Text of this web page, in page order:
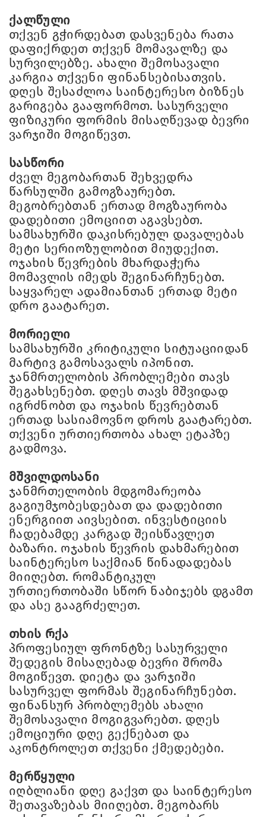
ქალწული
თქვენ გჭირდებათ დასვენება რათა
დაფიქრდეთ თქვენ მომავალზე და
სურვილებზე. ახალი შემოსავალი
კარგია თქვენი ფინანსებისათვის.
დღეს შესაძლოა საინტერესო ბიზნეს
გარიგება გააფორმოთ. სასურველი
ფიზიკური ფორმის მისაღწევად ბევრი
ვარჯიში მოგიწევთ.
სასწორი
ძველ მეგობართან შეხვედრა
წარსულში გამოგზაურებთ.
მეგობრებთან ერთად მოგზაურობა
დადებითი ემოციით აგავსებთ.
სამსახურში დაკისრებულ დავალებას
მეტი სერიოზულობით მიუდექით.
ოჯახის წევრების მხარდაჭერა
მომავლის იმედს შეგინარჩუნებთ.
საყვარელ ადამიანთან ერთად მეტი
დრო გაატარეთ.
მორიელი
სამსახურში კრიტიკული სიტუაციიდან
მარტივ გამოსავალს იპონით.
ჯანმრთელობის პრობლემები თავს
შეგახსენებთ. დღეს თავს მშვიდად
იგრძნობთ და ოჯახის წევრებთან
ერთად სასიამოვნო დროს გაატარებთ.
თქვენი ურთიერთობა ახალ ეტაპზე
გადმოვა.
მშვილდოსანი
ჯანმრთელობის მდგომარეობა
გაგიუმჯობესდებათ და დადებითი
ენერგიით აივსებით. ინვესტიციის
ჩადებამდე კარგად შეისწავლეთ
ბაზარი. ოჯახის წევრის დახმარებით
საინტერესო საქმიან წინადადებას
მიიღებთ. რომანტიკულ
ურთიერთობაში სწორ ნაბიჯებს დგამთ
და ასე გააგრძელეთ.
თხის რქა
პროფესიულ ფრონტზე სასურველი
შედეგის მისაღებად ბევრი შრომა
მოგიწევთ. დიეტა და ვარჯიში
სასურველ ფორმას შეგინარჩუნებთ.
ფინანსურ პრობლემებს ახალი
შემოსავალი მოგიგვარებთ. დღეს
ემოციური დღე გექნებათ და
აკონტროლეთ თქვენი ქმედებები.
მერწყული
იღბლიანი დღე გაქვთ და საინტერესო
შეთავაზებას მიიღებთ. მეგობარს